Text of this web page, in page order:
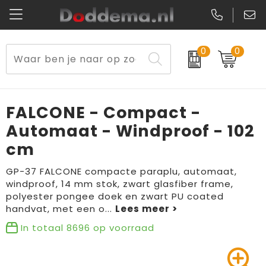
0 0
Paraplu's
Reisbenodigdheden
Aanstekers
Elektronica, Gadgets en USB
Fitness
Levensmiddelen
Veiligheidsvesten en Veiligheidshesjes
Schorten en Sloven
Veiligheidssignalering en Verlichting
Gereedschap
Handschoenen en Sjaals
Gilets
Sweaters
Kledingaccessoires
T-Shirts
Peuters en Baby's
Blazers
Schoenen
Lunchtassen
Opbergtassen
Schoenentassen
Golftassen
Aktetassen
Duffeltassen
FALCONE - Compact -
Automaat - Windproof - 102
cm
GP-37 FALCONE compacte paraplu, automaat,
windproof, 14 mm stok, zwart glasfiber frame,
polyester pongee doek en zwart PU coated
handvat, met een o...
In totaal 8696 op voorraad